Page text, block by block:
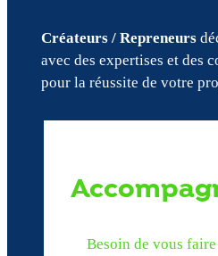
Créateurs / Repreneurs
avec des expertises et des
pour la réussite de votre
Besoin de vous